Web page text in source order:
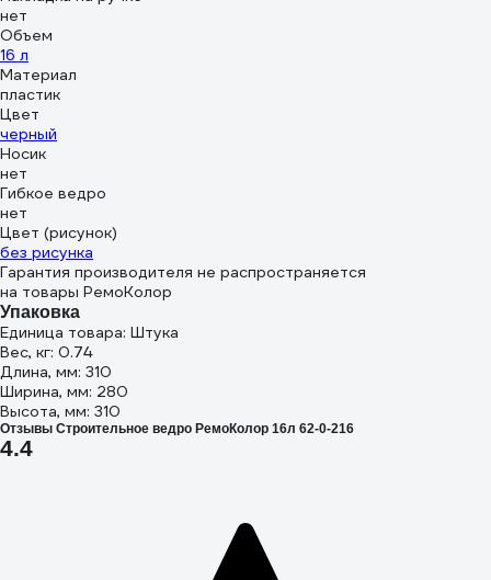
нет
Объем
16 л
Материал
пластик
Цвет
черный
Носик
нет
Гибкое ведро
нет
Цвет (рисунок)
без рисунка
Гарантия производителя не распространяется
на товары РемоКолор
Упаковка
Единица товара: Штука
Вес, кг: 0.74
Длина, мм: 310
Ширина, мм: 280
Высота, мм: 310
Отзывы Строительное ведро РемоКолор 16л 62-0-216
4.4